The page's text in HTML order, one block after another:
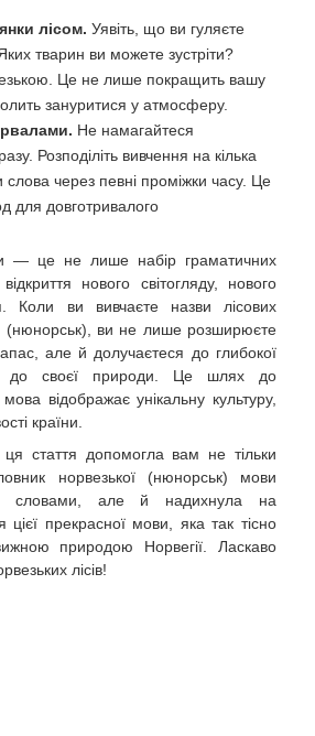
лісом. Уявіть, що ви гуляєте
тварин ви можете зустріти?
Це не лише покращить вашу
зануритися у атмосферу.
Не намагайтеся
Розподіліть вивчення на кілька
через певні проміжки часу. Це
для довготривалого
— це не лише набір граматичних
нового світогляду, нового
Коли ви вивчаєте назви лісових
(нюнорськ), ви не лише розширюєте
але й долучаєтеся до глибокої
до своєї природи. Це шлях до
відображає унікальну культуру,
країни.
ця стаття допомогла вам не тільки
норвезької (нюнорськ) мови
словами, але й надихнула на
прекрасної мови, яка так тісно
природою Норвегії. Ласкаво
лісів!